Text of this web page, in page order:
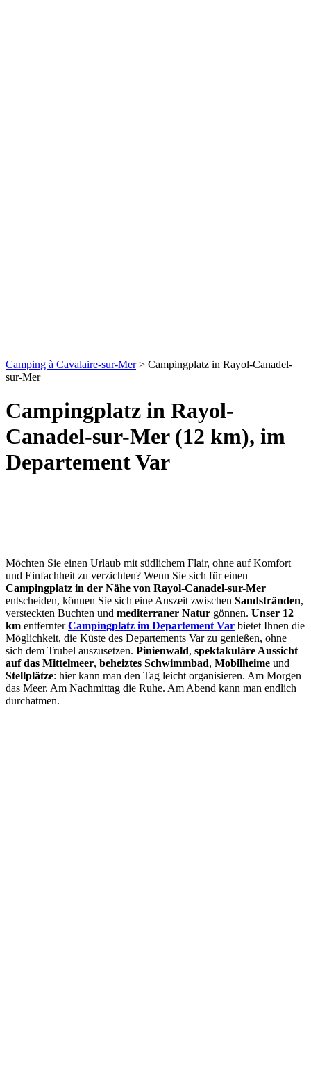
Camping à Cavalaire-sur-Mer> Campingplatz in Rayol-Canadel-
sur-Mer
Campingplatz in Rayol-
Canadel-sur-Mer (12 km), im
Departement Var
Möchten Sie einen Urlaub mit südlichem Flair, ohne auf Komfort
und Einfachheit zu verzichten? Wenn Sie sich für einen
Campingplatz in der Nähe von Rayol-Canadel-sur-Mer
entscheiden, können Sie sich eine Auszeit zwischen Sandstränden,
versteckten Buchten und mediterraner Natur gönnen. Unser 12
km entfernterCampingplatz im Departement Var bietet Ihnen die
Möglichkeit, die Küste des Departements Var zu genießen, ohne
sich dem Trubel auszusetzen. Pinienwald, spektakuläre Aussicht
auf das Mittelmeer, beheiztes Schwimmbad, Mobilheime und
Stellplätze: hier kann man den Tag leicht organisieren. Am Morgen
das Meer. Am Nachmittag die Ruhe. Am Abend kann man endlich
durchatmen.